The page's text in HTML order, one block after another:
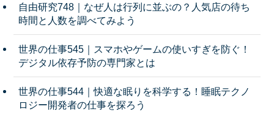
自由研究748｜なぜ人は行列に並ぶの？人気店の待ち
時間と人数を調べてみよう
世界の仕事545｜スマホやゲームの使いすぎを防ぐ！
デジタル依存予防の専門家とは
世界の仕事544｜快適な眠りを科学する！睡眠テクノ
ロジー開発者の仕事を探ろう